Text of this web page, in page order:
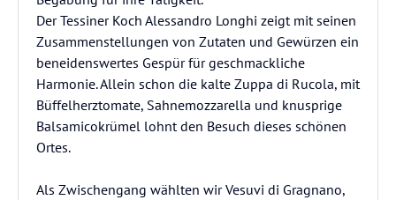
Der Tessiner Koch Alessandro Longhi zeigt mit seinen
Zusammenstellungen von Zutaten und Gewürzen ein
beneidenswertes Gespür für geschmackliche
Harmonie. Allein schon die kalte Zuppa di Rucola, mit
Büffelherztomate, Sahnemozzarella und knusprige
Balsamicokrümel lohnt den Besuch dieses schönen
Ortes.
Als Zwischengang wählten wir Vesuvi di Gragnano,